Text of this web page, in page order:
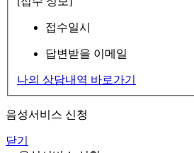
접수일시
답변받을 이메일
나의 상담내역 바로가기
음성서비스 신청
닫기